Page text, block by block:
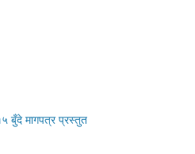
१५ बुँदे मागपत्र प्रस्तुत